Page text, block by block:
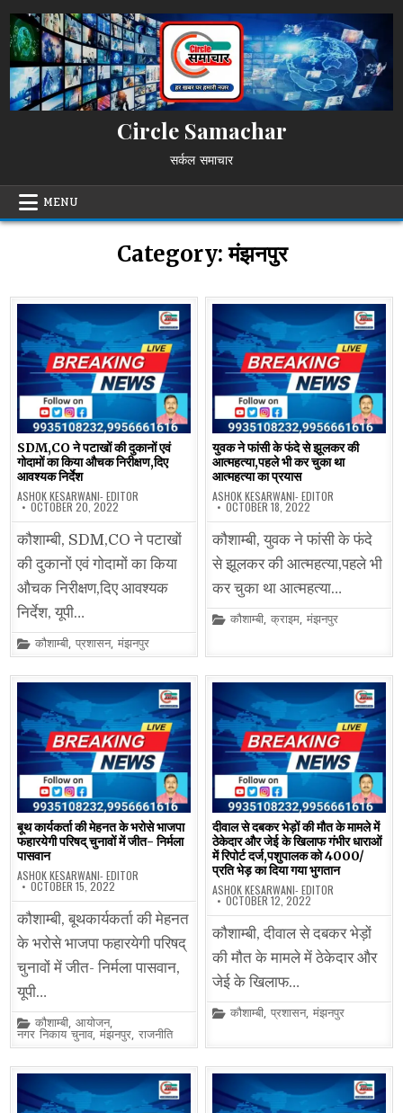
to
content
Circle Samachar
सर्कल समाचार
MENU
Category:मंझनपुर
SDM,CO ने पटाखों की दुकानों एवं
गोदामों का किया औचक निरीक्षण,दिए
आवश्यक निर्देश
ASHOK KESARWANI- EDITOR
OCTOBER 20, 2022
कौशाम्बी, SDM,CO ने पटाखों
की दुकानों एवं गोदामों का किया
औचक निरीक्षण,दिए आवश्यक
निर्देश, यूपी…
Posted
in
कौशाम्बी,प्रशासन,मंझनपुर
युवक ने फांसी के फंदे से झूलकर की
आत्महत्या,पहले भी कर चुका था
आत्महत्या का प्रयास
ASHOK KESARWANI- EDITOR
OCTOBER 18, 2022
कौशाम्बी, युवक ने फांसी के फंदे
से झूलकर की आत्महत्या,पहले भी
कर चुका था आत्महत्या…
Posted
कौशाम्बी,क्राइम,मंझनपुर
बूथ कार्यकर्ता की मेहनत के भरोसे भाजपा
फहारयेगी परिषद् चुनावों में जीत- निर्मला
पासवान
ASHOK KESARWANI- EDITOR
OCTOBER 15, 2022
कौशाम्बी, बूथकार्यकर्ता की मेहनत
के भरोसे भाजपा फहारयेगी परिषद्
चुनावों में जीत- निर्मला पासवान,
यूपी…
Posted
in
कौशाम्बी,आयोजन,
नगर निकाय चुनाव,मंझनपुर,राजनीति
दीवाल से दबकर भेड़ों की मौत के मामले में
ठेकेदार और जेई के खिलाफ गंभीर धाराओं
में रिपोर्ट दर्ज,पशुपालक को 4000/
प्रति भेड़ का दिया गया भुगतान
ASHOK KESARWANI- EDITOR
OCTOBER 12, 2022
कौशाम्बी, दीवाल से दबकर भेड़ों
की मौत के मामले में ठेकेदार और
जेई के खिलाफ…
Posted
कौशाम्बी,प्रशासन,मंझनपुर